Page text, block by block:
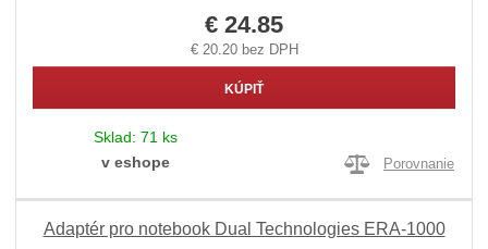
€ 24.85
€ 20.20 bez DPH
KÚPIŤ
Sklad: 71 ks
v eshope
Porovnanie
Adaptér pro notebook Dual Technologies ERA-1000